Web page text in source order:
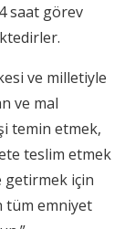
saat görev
ve milletiyle
ve mal
temin etmek,
teslim etmek
getirmek için
tüm emniyet